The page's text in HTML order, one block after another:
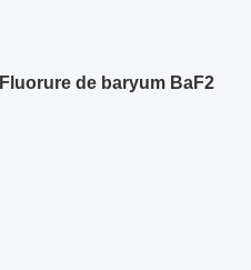
de baryum BaF2